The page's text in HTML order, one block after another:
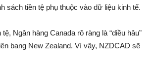
sách tiền tệ phụ thuộc vào dữ liệu kinh tế.
Ngân hàng Canada rõ ràng là “diều hâu”
bang New Zealand. Vì vậy, NZDCAD sẽ